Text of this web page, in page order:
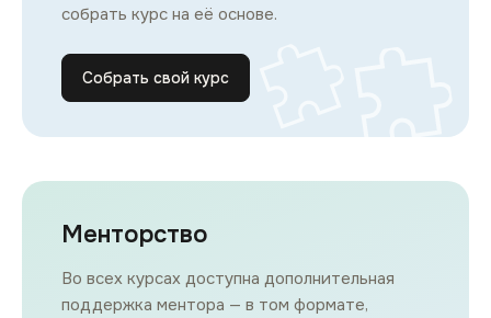
собрать курс на её основе.
Собрать свой курс
Менторство
Во всех курсах доступна дополнительная
поддержка ментора — в том формате,